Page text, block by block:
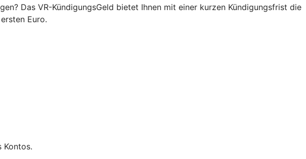
Das VR-KündigungsGeld bietet Ihnen mit einer kurzen Kündigungsfrist die
Euro.
Kontos.